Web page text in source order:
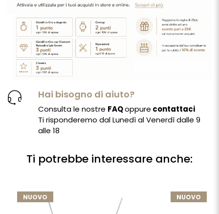
Hai bisogno di aiuto?
Consulta le nostre FAQoppure contattaci
Ti risponderemo dal Lunedì al Venerdì dalle 9
alle 18
Ti potrebbe interessare anche:
NUOVO NUOVO